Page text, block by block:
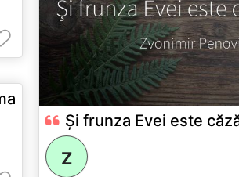
Şi frunza Evei este
Z